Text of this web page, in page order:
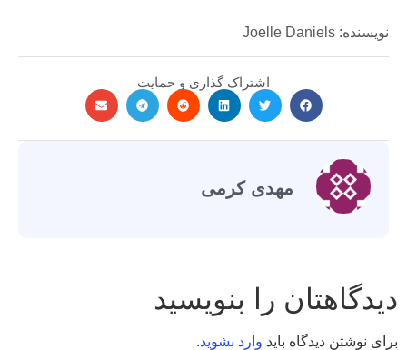
نویسنده: Joelle Daniels
اشتراک گذاری و حمایت
مهدی کرمی
دیدگاهتان را بنویسید
برای نوشتن دیدگاه باید وارد بشوید.